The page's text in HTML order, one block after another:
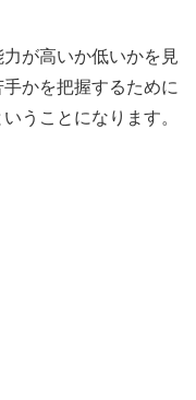
が高いか低いかを見
かを把握するために
うことになります。